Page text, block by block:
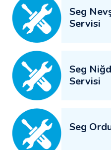
Seg
Servisi
Seg
Servisi
Seg